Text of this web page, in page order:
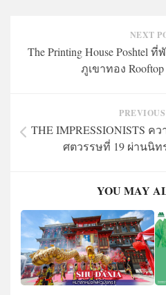
NEXT
The Printing House Poshtel
ภูเขาทอง
THE IMPRESSIONISTS ค
ศตวรรษที่ 19 ผ่านนิท
YOU MAY